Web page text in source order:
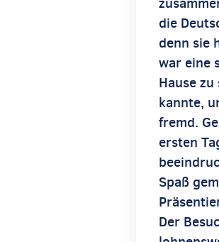
die
denn sie
war eine
Hause
kannte,
fremd.
ersten
Spaß
Der